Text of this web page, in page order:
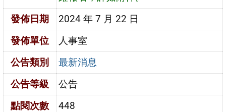
發佈日期
2024 年 7 月 22 日
發佈單位
人事室
公告類別
最新消息
公告等級
公告
點閱次數
448